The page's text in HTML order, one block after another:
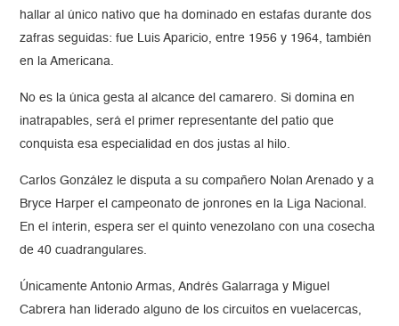
hallar al único nativo que ha dominado en estafas durante dos
zafras seguidas: fue Luis Aparicio, entre 1956 y 1964, también
en la Americana.
No es la única gesta al alcance del camarero. Si domina en
inatrapables, será el primer representante del patio que
conquista esa especialidad en dos justas al hilo.
Carlos González le disputa a su compañero Nolan Arenado y a
Bryce Harper el campeonato de jonrones en la Liga Nacional.
En el ínterin, espera ser el quinto venezolano con una cosecha
de 40 cuadrangulares.
Únicamente Antonio Armas, Andrés Galarraga y Miguel
Cabrera han liderado alguno de los circuitos en vuelacercas,